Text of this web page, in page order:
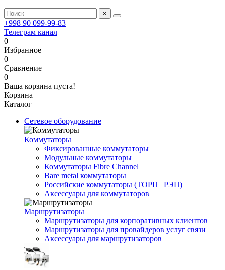
×
+998 90 099-99-83
Телеграм канал
0
Избранное
0
Сравнение
0
Ваша корзина пуста!
Корзина
Каталог
Сетевое оборудование
Коммутаторы
Фиксированные коммутаторы
Модульные коммутаторы
Коммутаторы Fibre Channel
Bare metal коммутаторы
Российские коммутаторы (ТОРП | РЭП)
Аксессуары для коммутаторов
Маршрутизаторы
Маршрутизаторы для корпоративных клиентов
Маршрутизаторы для провайдеров услуг связи
Аксессуары для маршрутизаторов